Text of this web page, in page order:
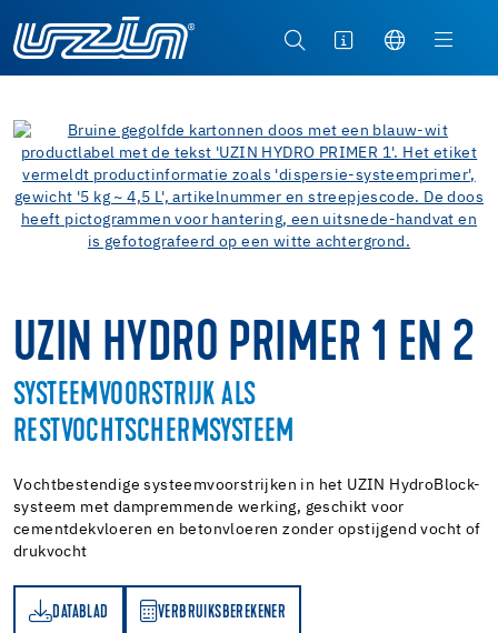
UZIN HYDRO PRIMER 1 EN 2
SYSTEEMVOORSTRIJK ALS
RESTVOCHTSCHERMSYSTEEM
Vochtbestendige systeemvoorstrijken in het UZIN HydroBlock-
systeem met dampremmende werking, geschikt voor
cementdekvloeren en betonvloeren zonder opstijgend vocht of
drukvocht
DATABLAD VERBRUIKSBEREKENER